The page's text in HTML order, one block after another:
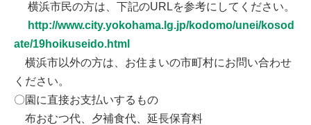
横浜市民の方は、下記のURLを参考にしてください。
http://www.city.yokohama.lg.jp/kodomo/unei/kosod
ate/19hoikuseido.html
横浜市以外の方は、お住まいの市町村にお問い合わせ
ください。
〇園に直接お支払いするもの
布おむつ代、夕補食代、延長保育料